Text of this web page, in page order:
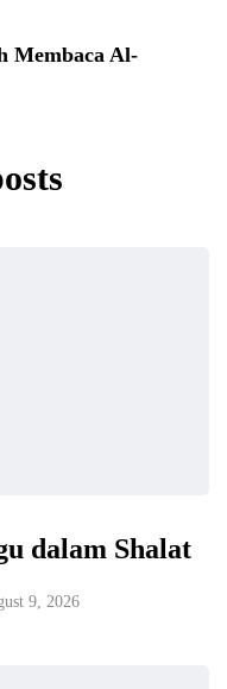
Membaca Al-
dalam Shalat
9, 2026